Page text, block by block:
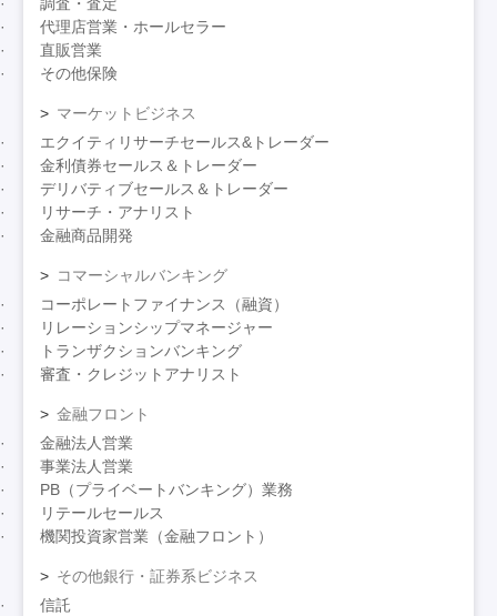
代理店営業・ホールセラー
直販営業
その他保険
マーケットビジネス
エクイティリサーチセールス&トレーダー
金利債券セールス＆トレーダー
デリバティブセールス＆トレーダー
リサーチ・アナリスト
金融商品開発
コマーシャルバンキング
コーポレートファイナンス（融資）
リレーションシップマネージャー
トランザクションバンキング
審査・クレジットアナリスト
金融フロント
金融法人営業
事業法人営業
PB（プライベートバンキング）業務
リテールセールス
機関投資家営業（金融フロント）
その他銀行・証券系ビジネス
信託